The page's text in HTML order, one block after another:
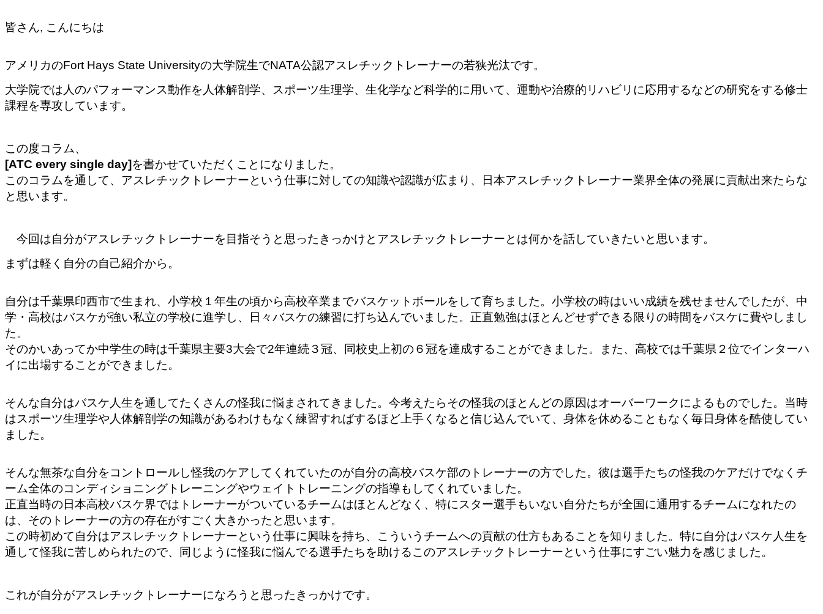
皆さん, こんにちは
アメリカのFort Hays State Universityの大学院生でNATA公認アスレチックトレーナーの若狭光汰です。
大学院では人のパフォーマンス動作を人体解剖学、スポーツ生理学、生化学など科学的に用いて、運動や治療的リハビリに応用するなどの研究をする修士
課程を専攻しています。
この度コラム、
[ATC every single day]を書かせていただくことになりました。
このコラムを通して、アスレチックトレーナーという仕事に対しての知識や認識が広まり、日本アスレチックトレーナー業界全体の発展に貢献出来たらな
と思います。
今回は自分がアスレチックトレーナーを目指そうと思ったきっかけとアスレチッ クトレーナーとは何かを話していきたいと思います。
まずは軽く自分の自己紹介から。
自分は千葉県印西市で生まれ、小学校１年生の頃から高校卒業までバスケットボールをして育ちました。小学校の時はいい成績を残せませんでしたが、中
学・高校はバスケが強い私立の学校に進学 し、日々バスケの練習に打ち込んでいました。正直勉強はほとんどせずできる限りの時間をバスケに費やしまし
た。
そのかいあってか中学生の時は千葉県主要3大会で2年連続３冠、同校史上初の６冠を達成することができました。また、高校では千葉県２位でインターハ
イに出場することができました。
そんな自分はバスケ人生を通してたくさんの怪我に悩まされてきました。今考えたらその怪我のほとんどの原因はオーバーワークによるものでした。当時
はスポーツ生理学や人体解剖学の知識があるわけもなく練習すればするほど上手く なると信じ込んでいて、身体を休めることもなく毎日身体を酷使してい
ました。
そんな無茶な自分をコントロールし怪我のケアしてくれていたのが自分の高校バスケ部のトレーナーの方でした。彼は選手たちの怪我のケアだけでなくチ
ーム全体のコンディショニングトレーニングやウェ イトトレーニングの指導もしてくれていました。
正直当時の日本高校バスケ界ではトレーナーがついているチームはほとんどなく、特にスター選手もいない自分たちが全国に通用するチームになれたの
は、そのトレーナーの方の存在がすごく大きかったと思います。
この時初めて自分はアスレチックトレーナーという仕事に興味を持ち、こういうチームへの貢献の仕方もあるこ とを知りました。特に自分はバスケ人生を
通して怪我に苦しめられたので、同じように怪我に悩んでる選手たちを助けるこのアスレチックトレーナーという仕事にすごい魅力を感じました。
これが自分がアスレチックトレーナーになろうと思ったきっかけです。